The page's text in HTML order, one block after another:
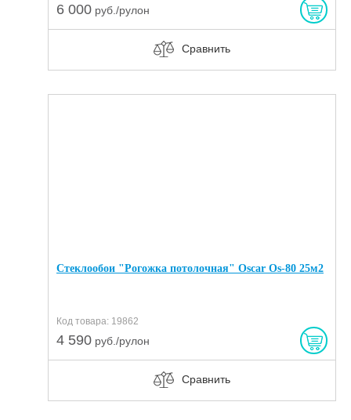
6 000 руб./рулон
Сравнить
Стеклообои "Рогожка потолочная" Oscar Os-80 25м2
Код товара: 19862
4 590 руб./рулон
Сравнить